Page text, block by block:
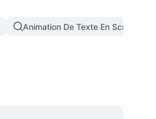
Animation De Texte En Scroll